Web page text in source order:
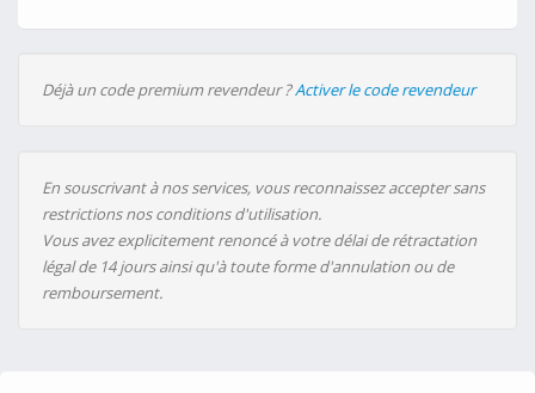
Déjà un code premium revendeur ?Activer le code revendeur
En souscrivant à nos services, vous reconnaissez accepter sans
restrictions nos conditions d'utilisation.
Vous avez explicitement renoncé à votre délai de rétractation
légal de 14 jours ainsi qu'à toute forme d'annulation ou de
remboursement.